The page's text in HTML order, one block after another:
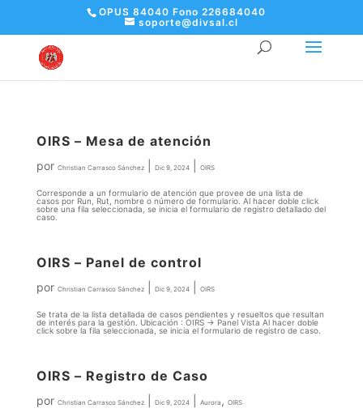
OPUS 84040 Fono 226684040
soporte@divsal.cl
OIRS – Mesa de atención
por Christian Carrasco Sánchez| Dic 9, 2024| OIRS
Corresponde a un formulario de atención que provee de una lista de
casos por Run, Rut, nombre o número de formulario. Al hacer doble click
sobre una fila seleccionada, se inicia el formulario de registro detallado del
caso.
OIRS – Panel de control
por Christian Carrasco Sánchez| Dic 9, 2024| OIRS
Se trata de la lista detallada de casos pendientes y resueltos que resultan
de interés para la gestión. Ubicación : OIRS -> Panel Vista Al hacer doble
click sobre la fila seleccionada, se inicia el formulario de registro de caso.
OIRS – Registro de Caso
por Christian Carrasco Sánchez| Dic 9, 2024| Aurora , OIRS